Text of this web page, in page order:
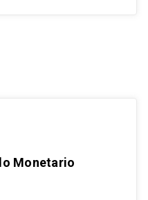
Monetario